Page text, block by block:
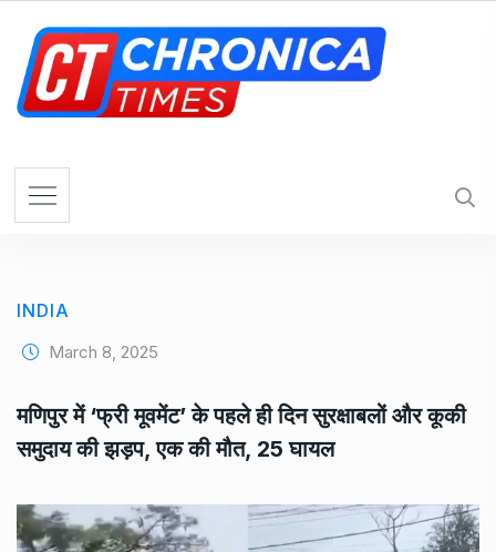
INDIA
March 8, 2025
मणिपुर में ‘फ्री मूवमेंट’ के पहले ही दिन सुरक्षाबलों और कूकी
समुदाय की झड़प, एक की मौत, 25 घायल